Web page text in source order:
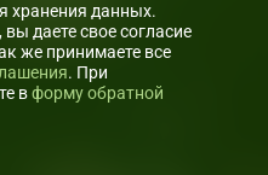
хранения данных.
даете свое согласие
же принимаете все
. При
вформу обратной